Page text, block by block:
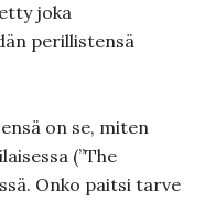
joka
perillistensä
on se, miten
(”The
Onko paitsi tarve